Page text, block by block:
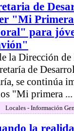
de
"Mi
para
la Dirección
de
se continúa
"Mi primera ...
Locales - Información
la